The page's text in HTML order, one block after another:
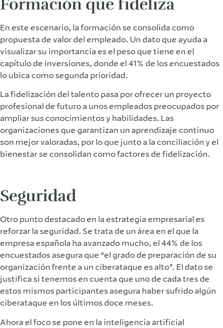
Formación que fideliza
En este escenario, la formación se consolida como
propuesta de valor del empleado. Un dato que ayuda a
visualizar su importancia es el peso que tiene en el
capítulo de inversiones, donde el 41% de los encuestados
lo ubica como segunda prioridad.
La fidelización del talento pasa por ofrecer un proyecto
profesional de futuro a unos empleados preocupados por
ampliar sus conocimientos y habilidades. Las
organizaciones que garantizan un aprendizaje continuo
son mejor valoradas, por lo que junto a la conciliación y el
bienestar se consolidan como factores de fidelización.
Seguridad
Otro punto destacado en la estrategia empresarial es
reforzar la seguridad. Se trata de un área en el que la
empresa española ha avanzado mucho, el 44% de los
encuestados asegura que “el grado de preparación de su
organización frente a un ciberataque es alto”. El dato se
justifica si tenemos en cuenta que uno de cada tres de
estos mismos participantes asegura haber sufrido algún
ciberataque en los últimos doce meses.
Ahora el foco se pone en la inteligencia artificial